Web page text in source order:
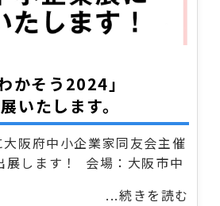
かそう2024」
いたします。
阪府中小企業家同友会主催
展します！ 会場：大阪市中
...続きを読む